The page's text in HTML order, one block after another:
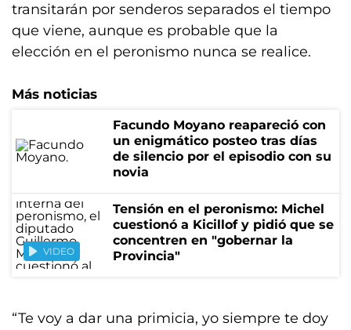
transitarán por senderos separados el tiempo
que viene, aunque es probable que la
elección en el peronismo nunca se realice.
Más noticias
Facundo Moyano reapareció con
un enigmático posteo tras días
de silencio por el episodio con su
novia
VIDEO
Tensión en el peronismo: Michel
cuestionó a Kicillof y pidió que se
concentren en "gobernar la
Provincia"
“Te voy a dar una primicia, yo siempre te doy